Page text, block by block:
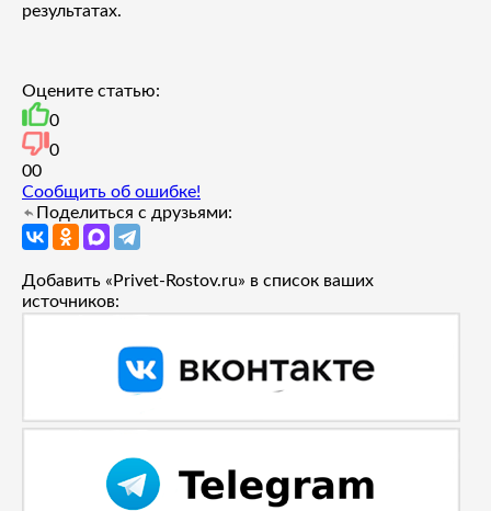
результатах.
Оцените статью:
0
0
00
Сообщить об ошибке!
Поделиться с друзьями:
Добавить «Privet-Rostov.ru» в список ваших
источников: